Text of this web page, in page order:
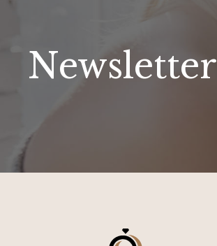
Newsletter